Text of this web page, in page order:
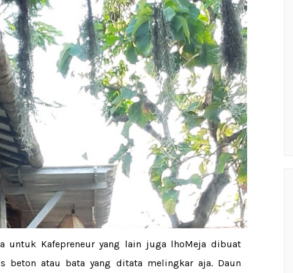
untuk Kafepreneur yang lain juga lhoMeja dibuat
atau bata yang ditata melingkar aja. Daun